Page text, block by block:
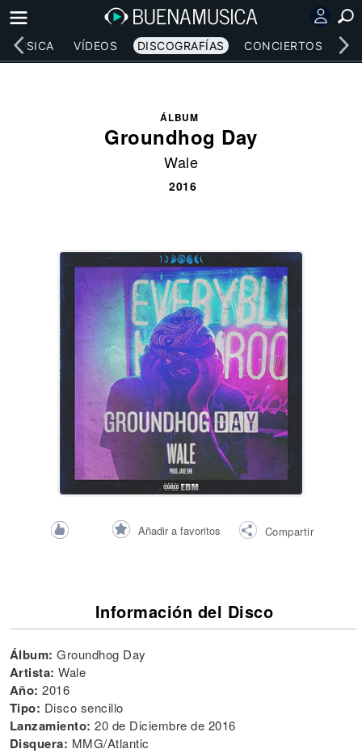
MÚSICA VÍDEOS DISCOGRAFÍAS CONCIERTOS
ÁLBUM
Groundhog Day
Wale
2016
Añadir a favoritos Compartir
Información del Disco
Álbum: Groundhog Day
Artista: Wale
Año: 2016
Tipo: Disco sencillo
Lanzamiento: 20 de Diciembre de 2016
Disquera: MMG/Atlantic